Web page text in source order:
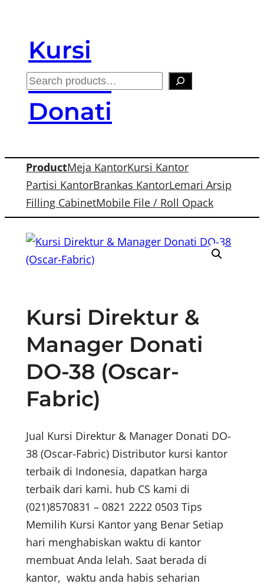
contentKursi
Kantor
Donati
S
e
h
ProductMeja KantorKursi Kantor
Partisi KantorBrankas KantorLemari Arsip
Filling CabinetMobile File / Roll Opack
Kursi Direktur &
Manager Donati
DO-38 (Oscar-
Fabric)
Jual Kursi Direktur & Manager Donati DO-
38 (Oscar-Fabric) Distributor kursi kantor
terbaik di Indonesia, dapatkan harga
terbaik dari kami. hub CS kami di
(021)8570831 – 0821 2222 0503 Tips
Memilih Kursi Kantor yang Benar Setiap
hari menghabiskan waktu di kantor
membuat Anda lelah. Saat berada di
kantor, waktu anda habis seharian